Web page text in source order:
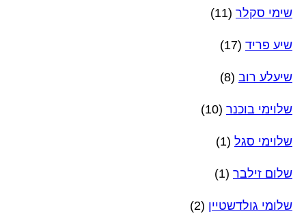
שימי סקלר (11)
שיע פריד (17)
שיעלע רוב (8)
שלוימי בוכנר (10)
שלוימי סגל (1)
שלום זילבר (1)
שלומי גולדשטיין (2)